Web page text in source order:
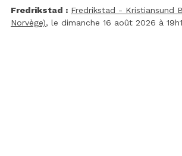
Fredrikstad : Fredrikstad - Kristiansund
Norvège), le dimanche 16 août 2026 à